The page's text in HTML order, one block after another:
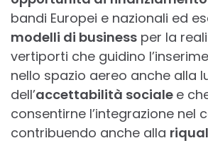
bandi Europei e nazionali ed
modelli di business per la
vertiporti che guidino
nello spazio aereo anche alla
dell’accettabilità sociale e
consentirne l’integrazione nel
contribuendo anche alla